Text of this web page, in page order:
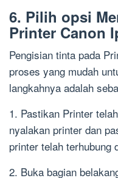
6. Pilih opsi
Printer Canon
Pengisian tinta pada
proses yang mudah
langkahnya adalah
1. Pastikan Printer
nyalakan printer dan
printer telah terhubung
2. Buka bagian